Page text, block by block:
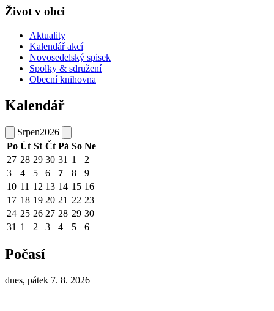
Život v obci
Aktuality
Kalendář akcí
Novosedelský spisek
Spolky & sdružení
Obecní knihovna
Kalendář
Srpen2026
Po Út St Čt Pá So Ne
27 28 29 30 31 1
2
3
4 5 6 7 8
9
10 11 12 13 14 15 16
17 18 19 20 21 22 23
24 25 26 27 28 29 30
31 1 2 3 4 5 6
Počasí
dnes, pátek 7. 8. 2026